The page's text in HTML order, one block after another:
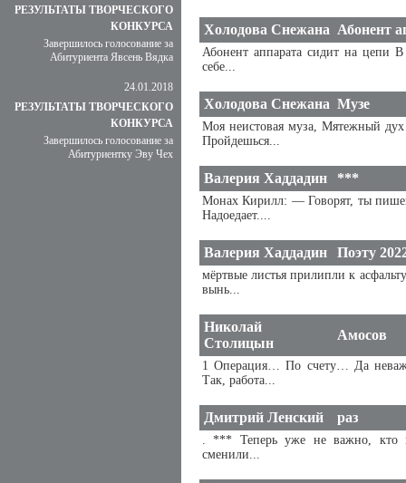
РЕЗУЛЬТАТЫ ТВОРЧЕСКОГО
КОНКУРСА
Завершилось голосование за
Абитуриента Явсень Вядка
24.01.2018
РЕЗУЛЬТАТЫ ТВОРЧЕСКОГО
КОНКУРСА
Завершилось голосование за
Абитуриентку Эву Чех
Холодова Снежана Абонент
Абонент аппарата сидит на цепи
себе...
Холодова Снежана Музе
Моя неистовая муза, Мятежный дух
Пройдешься...
Валерия Хаддадин ***
Монах Кирилл: — Говорят, ты
Надоедает....
Валерия Хаддадин Поэту
мёртвые листья прилипли к
вынь...
Николай
Столицын
Амосов
1 Операция… По счету… Да
Так, работа...
Дмитрий Ленский раз
. *** Теперь уже не важно, кто
сменили...